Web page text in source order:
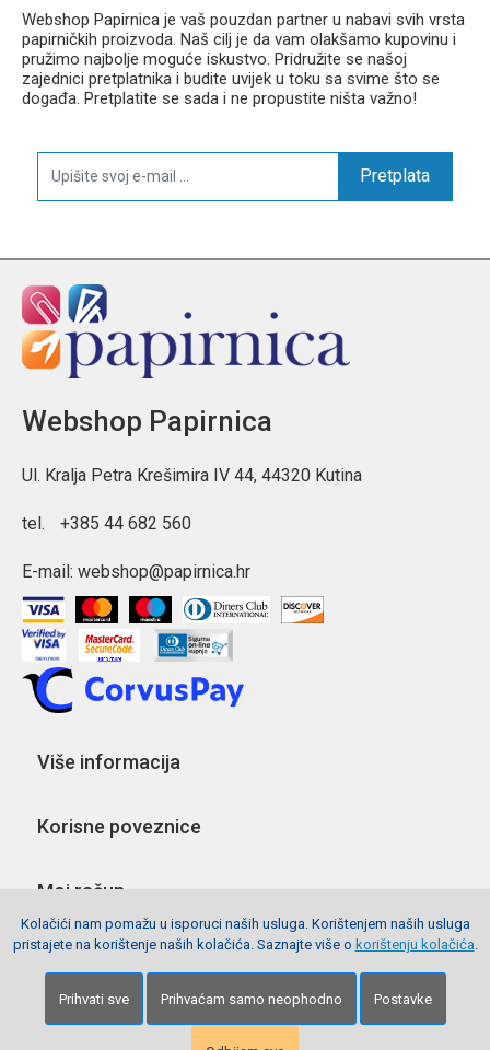
Webshop Papirnica je vaš pouzdan partner u nabavi svih vrsta
papirničkih proizvoda. Naš cilj je da vam olakšamo kupovinu i
pružimo najbolje moguće iskustvo. Pridružite se našoj
zajednici pretplatnika i budite uvijek u toku sa svime što se
događa. Pretplatite se sada i ne propustite ništa važno!
Pretplata
Webshop Papirnica
Ul. Kralja Petra Krešimira IV 44, 44320 Kutina
tel. +385 44 682 560
E-mail: webshop@papirnica.hr
Više informacija
Korisne poveznice
Moj račun
Pratite nas
Copyright © 2026 Webshop Papirnica. Sva prava pridržana. Izrada stranica
Kolačići nam pomažu u isporuci naših usluga. Korištenjem naših usluga
pristajete na korištenje naših kolačića. Saznajte više o korištenju kolačića.
Prihvati sve Prihvaćam samo neophodno Postavke